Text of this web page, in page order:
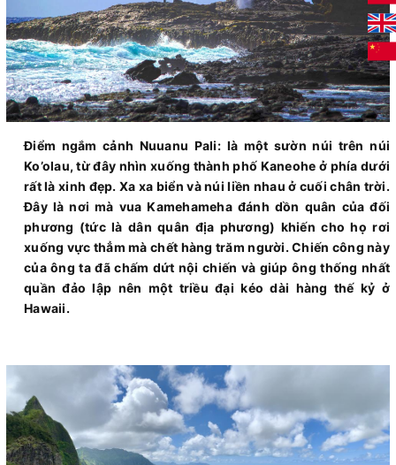
Điểm ngắm cảnh Nuuanu Pali: là một sườn núi trên núi
Ko’olau, từ đây nhìn xuống thành phố Kaneohe ở phía dưới
rất là xinh đẹp. Xa xa biển và núi liền nhau ở cuối chân trời.
Đây là nơi mà vua Kamehameha đánh dồn quân của đối
phương (tức là dân quân địa phương) khiến cho họ rơi
xuống vực thẳm mà chết hàng trăm người. Chiến công này
của ông ta đã chấm dứt nội chiến và giúp ông thống nhất
quần đảo lập nên một triều đại kéo dài hàng thế kỷ ở
Hawaii.